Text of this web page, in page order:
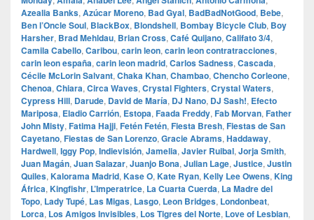
Azealia Banks, Azúcar Moreno, Bad Gyal, BadBadNotGood, Bebe,
Ben l’Oncle Soul, BlackBox, Blondshell, Bombay Bicycle Club, Boy
Harsher, Brad Mehldau, Brian Cross, Café Quijano, Califato 3/4,
Camila Cabello, Caribou, carin leon, carin leon contratracciones,
carin leon españa, carin leon madrid, Carlos Sadness, Cascada,
Cécile McLorin Salvant, Chaka Khan, Chambao, Chencho Corleone,
Chenoa, Chiara, Circa Waves, Crystal Fighters, Crystal Waters,
Cypress Hill, Darude, David de María, DJ Nano, DJ Sash!, Efecto
Mariposa, Eladio Carrión, Estopa, Faada Freddy, Fab Morvan, Father
John Misty, Fatima Hajji, Fetén Fetén, Fiesta Bresh, Fiestas de San
Cayetano, Fiestas de San Lorenzo, Gracie Abrams, Haddaway,
Hardwell, Iggy Pop, Indievisión, Jamelia, Javier Ruibal, Jorja Smith,
Juan Magán, Juan Salazar, Juanjo Bona, Julian Lage, Justice, Justin
Quiles, Kalorama Madrid, Kase O, Kate Ryan, Kelly Lee Owens, King
África, Kingfishr, L’Imperatrice, La Cuarta Cuerda, La Madre del
Topo, Lady Tupé, Las Migas, Lasgo, Leon Bridges, Londonbeat,
Lorca, Los Amigos Invisibles, Los Tigres del Norte, Love of Lesbian,